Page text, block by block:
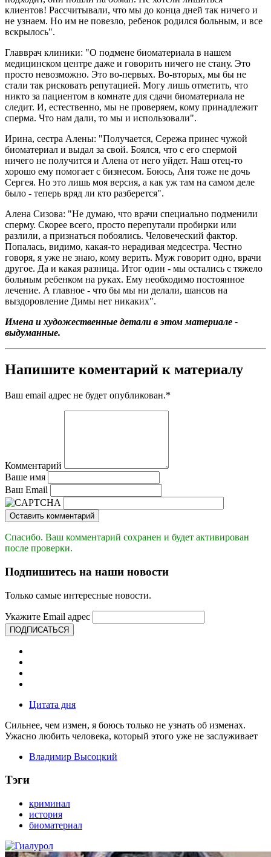
клиентов! Рассчитывали, что мы до конца дней так ничего и
не узнаем. Но им не повезло, ребенок родился больным, и все
вскрылось".
Главврач клиники: "О подмене биоматериала в нашем
медицинском центре даже и говорить ничего не стану. Это
просто невозможно. Это во-первых. Во-вторых, мы бы не
стали так рисковать репутацией. Могу лишь отметить, что
никто за пациентом в комнате для сдачи биоматериала не
следит. И, естественно, мы не проверяем, кому принадлежит
сперма. Что нам дали, то мы и использовали".
Ирина, сестра Алены: "Получается, Сережа принес чужой
биоматериал и выдал за свой. Боялся, что с его спермой
ничего не получится и Алена от него уйдет. Наш отец-то
хорошо ему помогает с бизнесом. Боюсь, Аня тоже не дочь
Сергея. Но это лишь моя версия, а как уж там на самом деле
было - теперь вряд ли кто разберется".
Алена Сизова: "Не думаю, что врачи специально подменили
сперму. Скорее всего, просто перепутали пробирки или
разлили, а признаться побоялись. Человеческий фактор.
Попалась, видимо, какая-то нерадивая медсестра. Честно
говоря, я уже не знаю, кому верить. Муж говорит одно, врачи
другое. Да и какая разница. Итог один - мы остались с тяжело
больным ребенком на руках. Ему необходимо постоянное
лечение. А главное - что бы мы ни делали, шансов на
выздоровление Димы нет никаких".
Имена и художественные детали в этом материале -
выдуманные.
Напишите коментарий к материалу
Ваш email адрес не будет опубликован.*
Комментарий
Ваше имя
Ваш Email
Оставить комментарий
Спасибо. Ваш комментарий сохранен и будет активирован
после проверки.
Подпишитесь на наши новости
Только самые интересные новости.
Укажите Email адрес
ПОДПИСАТЬСЯ
Цитата дня
Сильнее, чем измен, я боюсь только не узнать об изменах.
Ужасно любить человека, который этого уже не заслуживает
Владимир Высоцкий
Тэги
криминал
история
биоматериал